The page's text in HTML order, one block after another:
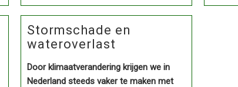
Stormschade en
wateroverlast
Door klimaatverandering krijgen we in
Nederland steeds vaker te maken met